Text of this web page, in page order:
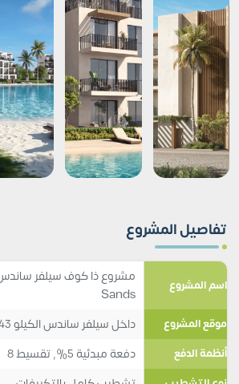
تفاصيل المشروع
اسم المشروع
Sands
موقع المشروع داخل سيلفر ساندس الكيلو 243
أنظمة الدفع دفعة مبدئية 5%, تقسيط 8